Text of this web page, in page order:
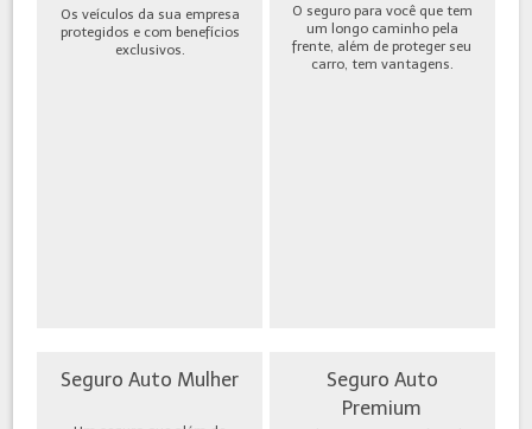
Os veículos da sua empresa
protegidos e com benefícios
exclusivos.
O seguro para você que tem
um longo caminho pela
frente, além de proteger seu
carro, tem vantagens.
Seguro Auto Mulher
Seguro Auto
Premium